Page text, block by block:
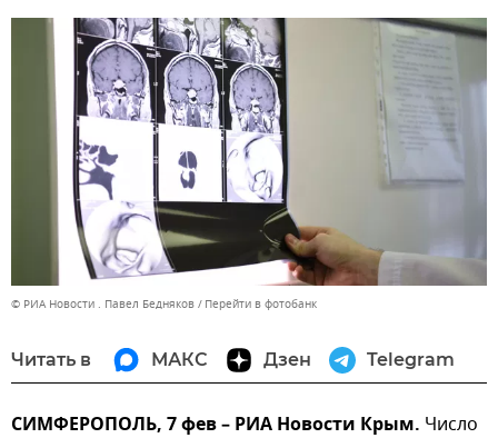
© РИА Новости . Павел Бедняков Перейти в фотобанк
Читать в МАКС Дзен Telegram
СИМФЕРОПОЛЬ, 7 фев – РИА Новости Крым. Число